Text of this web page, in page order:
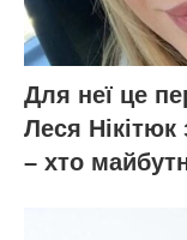
Для неї це
Леся Нікітюк
– хто